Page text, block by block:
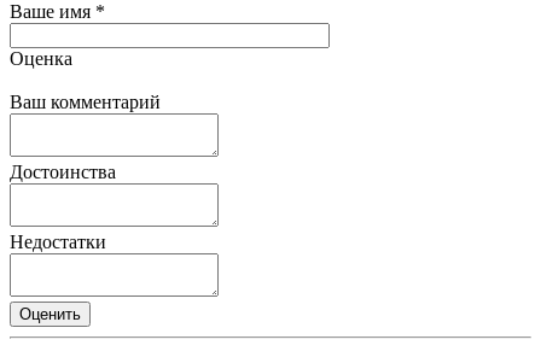
Ваше имя *
Оценка
Ваш комментарий
Достоинства
Недостатки